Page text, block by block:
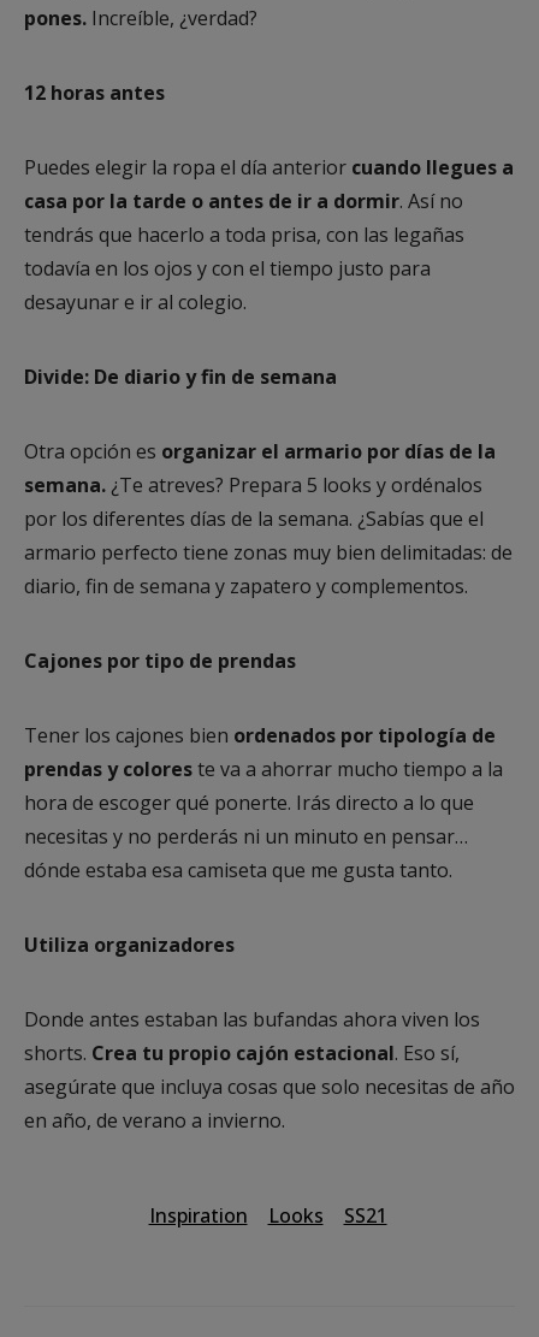
pones. Increíble, ¿verdad?
12 horas antes
Puedes elegir la ropa el día anterior cuando llegues a
casa por la tarde o antes de ir a dormir. Así no
tendrás que hacerlo a toda prisa, con las legañas
todavía en los ojos y con el tiempo justo para
desayunar e ir al colegio.
Divide: De diario y fin de semana
Otra opción es organizar el armario por días de la
semana. ¿Te atreves? Prepara 5 looks y ordénalos
por los diferentes días de la semana. ¿Sabías que el
armario perfecto tiene zonas muy bien delimitadas: de
diario, fin de semana y zapatero y complementos.
Cajones por tipo de prendas
Tener los cajones bien ordenados por tipología de
prendas y coloreste va a ahorrar mucho tiempo a la
hora de escoger qué ponerte. Irás directo a lo que
necesitas y no perderás ni un minuto en pensar…
dónde estaba esa camiseta que me gusta tanto.
Utiliza organizadores
Donde antes estaban las bufandas ahora viven los
shorts. Crea tu propio cajón estacional. Eso sí,
asegúrate que incluya cosas que solo necesitas de año
en año, de verano a invierno.
Inspiration Looks SS21